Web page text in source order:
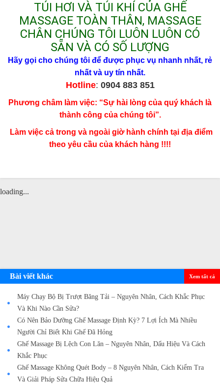
TÚI HƠI VÀ TÚI KHÍ CỦA GHẾ
MASSAGE TOÀN THÂN, MASSAGE
CHÂN CHÚNG TÔI LUÔN LUÔN CÓ
SẴN VÀ CÓ SỐ LƯỢNG
Hãy gọi cho chúng tôi để được phục vụ nhanh nhất, rẻ
nhất và uy tín nhất.
Hotline: 0904 883 851
Phương châm làm việc: “Sự hài lòng của quý khách là
thành công của chúng tôi”.
Làm việc cả trong và ngoài giờ hành chính tại địa điểm
theo yêu cầu của khách hàng !!!!
loading...
Bài viết khác Xem tất cả
Máy Chạy Bộ Bị Trượt Băng Tải – Nguyên Nhân, Cách Khắc Phục
Và Khi Nào Cần Sửa?
Có Nên Bảo Dưỡng Ghế Massage Định Kỳ? 7 Lợi Ích Mà Nhiều
Người Chỉ Biết Khi Ghế Đã Hỏng
Ghế Massage Bị Lệch Con Lăn – Nguyên Nhân, Dấu Hiệu Và Cách
Khắc Phục
Ghế Massage Không Quét Body – 8 Nguyên Nhân, Cách Kiểm Tra
Và Giải Pháp Sửa Chữa Hiệu Quả